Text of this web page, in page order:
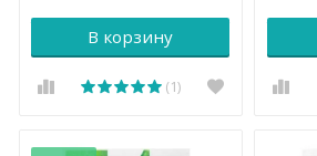
В корзину
(1)